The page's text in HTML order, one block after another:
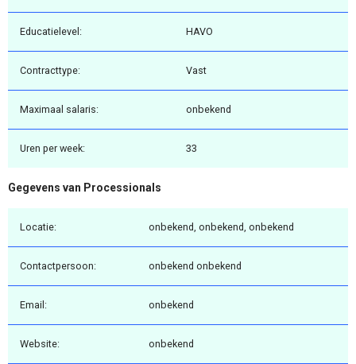
Educatielevel: HAVO
Contracttype: Vast
Maximaal salaris: onbekend
Uren per week: 33
Gegevens van Processionals
Locatie: onbekend, onbekend, onbekend
Contactpersoon: onbekend onbekend
Email: onbekend
Website: onbekend